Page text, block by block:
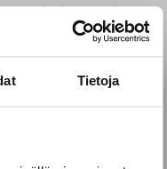
Tietoja
ja kolesterolia.
suolen
B-ryhmän